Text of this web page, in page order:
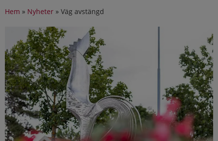
Hem » Nyheter » Väg avstängd